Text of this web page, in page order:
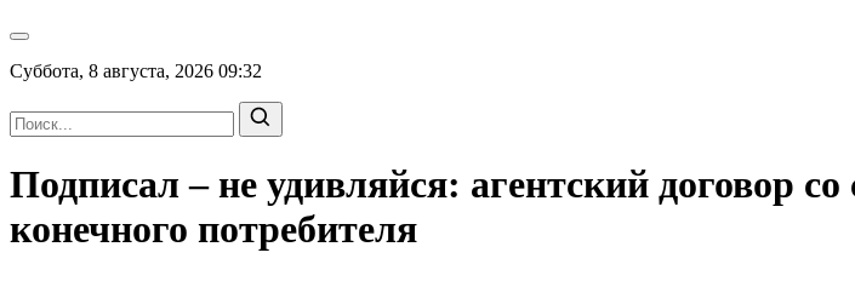
Суббота, 8 августа, 2026 09:32
Подписал – не удивляйся: агентский договор
конечного потребителя